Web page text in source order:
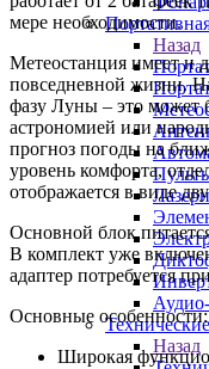
Назад
Назад
мере необходимости.
Метеостанция имеет и
повседневной жизни.
фазу Луны – это может
астрономией или
прогноз погоды на
уровень комфорта,
отображается в виде
Основной блок
В комплект уже
адаптер потребуется
Основные особенности:
Широкая